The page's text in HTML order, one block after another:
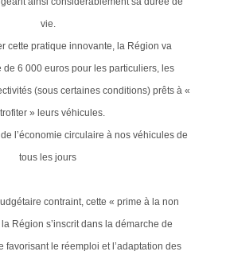
vie.
cette pratique innovante, la Région va
6 000 euros pour les particuliers, les
(sous certaines conditions) prêts à «
» leurs véhicules.
l’économie circulaire à nos véhicules de
tous les jours
contraint, cette « prime à la non
Région s’inscrit dans la démarche de
favorisant le réemploi et l’adaptation des